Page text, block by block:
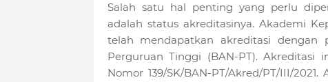
Salah satu hal penting yang perlu
adalah status akreditasinya. Akademi
telah mendapatkan akreditasi dengan
Perguruan Tinggi (BAN-PT). Akreditasi
Nomor 139/SK/BAN-PT/Akred/PT/III/